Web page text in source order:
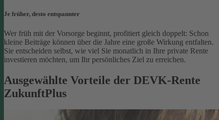
Je früher, desto entspannter
Wer früh mit der Vorsorge beginnt, profitiert gleich doppelt: Schon
kleine Beiträge können über die Jahre eine große Wirkung entfalten.
Sie entscheiden selbst, wie viel Sie monatlich in Ihre private Rente
investieren möchten, um Ihr persönliches Ziel zu erreichen.
Ausgewählte Vorteile der DEVK-Rente
ZukunftPlus